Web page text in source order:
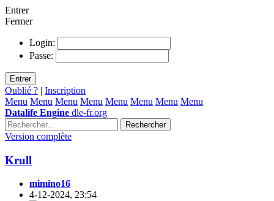
Entrer
Fermer
Login:
Passe:
Entrer
Oublié ? | Inscription
Menu Menu Menu Menu Menu Menu Menu Menu
Datalife Engine dle-fr.org
Rechercher
Version complète
Krull
mimino16
4-12-2024, 23:54